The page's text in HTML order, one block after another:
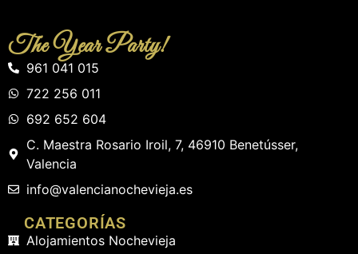
The Year Party!
961 041 015
722 256 011
692 652 604
C. Maestra Rosario Iroil, 7, 46910 Benetússer,
Valencia
info@valencianochevieja.es
CATEGORÍAS
Alojamientos Nochevieja